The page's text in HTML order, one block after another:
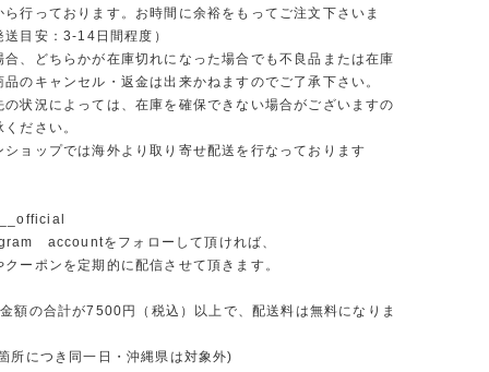
ら行っております。お時間に余裕をもってご注文下さいま
送目安：3-14日間程度）
合、どちらかが在庫切れになった場合でも不良品または在庫
品のキャンセル・返金は出来かねますのでご了承下さい。
の状況によっては、在庫を確保できない場合がございますの
ださい。
ショップでは海外より取り寄せ配送を行なっております
accountをフォローして頂ければ、
ーポンを定期的に配信させて頂きます。
額の合計が7500円（税込）以上で、配送料は無料になりま
所につき同一日・沖縄県は対象外)